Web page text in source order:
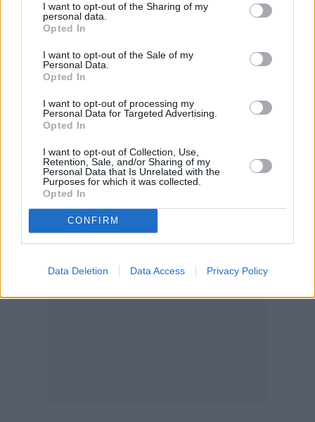
I want to opt-out of the Sharing of my
personal data.
Opted In
I want to opt-out of the Sale of my
Personal Data.
Opted In
I want to opt-out of processing my
Personal Data for Targeted Advertising.
Opted In
I want to opt-out of Collection, Use,
Retention, Sale, and/or Sharing of my
Personal Data that Is Unrelated with the
Purposes for which it was collected.
Opted In
CONFIRM
Data Deletion Data Access Privacy Policy
επιλέχθηκε να κρατήσει τον πρωταγωνιστικό
Tree». Η ταινία έλαβε εξαιρετικές κριτικές, όχι
μόνο στο Ιράν αλλά παγκοσμίως κάνοντας την
Γκολσφιτέχ Φαραχανί αναγνωρίσιμη και
δίνοντας μια εξαιρετική ώθηση στην καριέρα
ρόλοι σε πολλές ταινίες όπως: «Two Angels»,
«The Fish Fall in Love» και «The Music Man».